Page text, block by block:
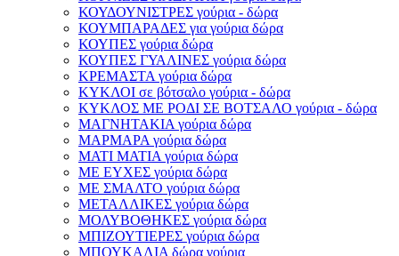
ΚΟΥΔΟΥΝΙΣΤΡΕΣ γούρια - δώρα
ΚΟΥΜΠΑΡΑΔΕΣ για γούρια δώρα
ΚΟΥΠΕΣ γούρια δώρα
ΚΟΥΠΕΣ ΓΥΑΛΙΝΕΣ γούρια δώρα
ΚΡΕΜΑΣΤΑ γούρια δώρα
ΚΥΚΛΟΙ σε βότσαλο γούρια - δώρα
ΚΥΚΛΟΣ ΜΕ ΡΟΔΙ ΣΕ ΒΟΤΣΑΛΟ γούρια - δώρα
ΜΑΓΝΗΤΑΚΙΑ γούρια δώρα
ΜΑΡΜΑΡΑ γούρια δώρα
ΜΑΤΙ ΜΑΤΙΑ γούρια δώρα
ΜΕ ΕΥΧΕΣ γούρια δώρα
ΜΕ ΣΜΑΛΤΟ γούρια δώρα
ΜΕΤΑΛΛΙΚΕΣ γούρια δώρα
ΜΟΛΥΒΟΘΗΚΕΣ γούρια δώρα
ΜΠΙΖΟΥΤΙΕΡΕΣ γούρια δώρα
ΜΠΟΥΚΑΛΙΑ δώρα γούρια